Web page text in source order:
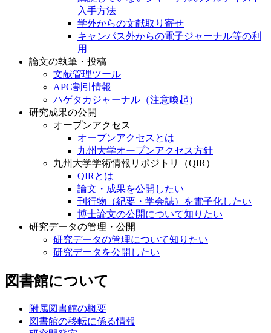
入手方法
学外からの文献取り寄せ
キャンパス外からの電子ジャーナル等の利
用
論文の執筆・投稿
文献管理ツール
APC割引情報
ハゲタカジャーナル（注意喚起）
研究成果の公開
オープンアクセス
オープンアクセスとは
九州大学オープンアクセス方針
九州大学学術情報リポジトリ（QIR）
QIRとは
論文・成果を公開したい
刊行物（紀要・学会誌）を電子化したい
博士論文の公開について知りたい
研究データの管理・公開
研究データの管理について知りたい
研究データを公開したい
図書館について
附属図書館の概要
図書館の移転に係る情報